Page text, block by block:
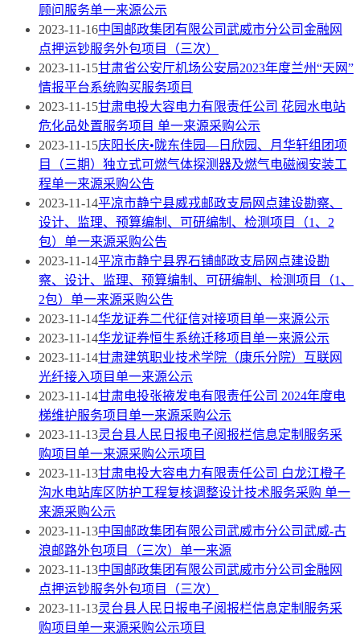
顾问服务单一来源公示
2023-11-16中国邮政集团有限公司武威市分公司金融网
点押运钞服务外包项目（三次）
2023-11-15甘肃省公安厅机场公安局2023年度兰州“天网”
情报平台系统购买服务项目
2023-11-15甘肃电投大容电力有限责任公司 花园水电站
危化品处置服务项目 单一来源采购公示
2023-11-15庆阳长庆•陇东佳园—日欣园、月华轩组团项
目（三期）独立式可燃气体探测器及燃气电磁阀安装工
程单一来源采购公告
2023-11-14平凉市静宁县威戎邮政支局网点建设勘察、
设计、监理、预算编制、可研编制、检测项目（1、2
包）单一来源采购公告
2023-11-14平凉市静宁县界石铺邮政支局网点建设勘
察、设计、监理、预算编制、可研编制、检测项目（1、
2包）单一来源采购公告
2023-11-14华龙证券二代征信对接项目单一来源公示
2023-11-14华龙证券恒生系统迁移项目单一来源公示
2023-11-14甘肃建筑职业技术学院（康乐分院）互联网
光纤接入项目单一来源公示
2023-11-14甘肃电投张掖发电有限责任公司 2024年度电
梯维护服务项目单一来源采购公示
2023-11-13灵台县人民日报电子阅报栏信息定制服务采
购项目单一来源采购公示项目
2023-11-13甘肃电投大容电力有限责任公司 白龙江橙子
沟水电站库区防护工程复核调整设计技术服务采购 单一
来源采购公示
2023-11-13中国邮政集团有限公司武威市分公司武威-古
浪邮路外包项目（三次）单一来源
2023-11-13中国邮政集团有限公司武威市分公司金融网
点押运钞服务外包项目（三次）
2023-11-13灵台县人民日报电子阅报栏信息定制服务采
购项目单一来源采购公示项目